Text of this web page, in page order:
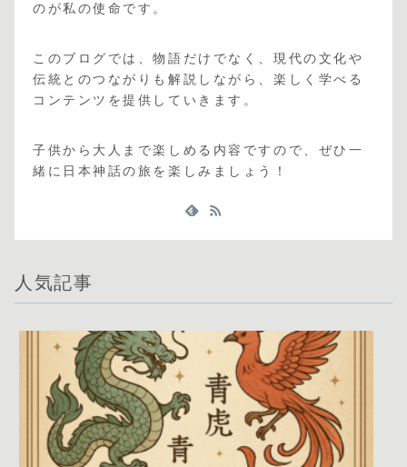
のが私の使命です。
このブログでは、物語だけでなく、現代の文化や
伝統とのつながりも解説しながら、楽しく学べる
コンテンツを提供していきます。
子供から大人まで楽しめる内容ですので、ぜひ一
緒に日本神話の旅を楽しみましょう！
人気記事